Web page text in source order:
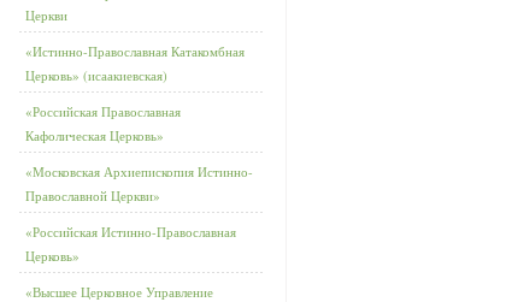
Церкви
«Истинно-Православная Катакомбная
Церковь» (исаакиевская)
«Российская Православная
Кафолическая Церковь»
«Московская Архиепископия Истинно-
Православной Церкви»
«Российская Истинно-Православная
Церковь»
«Высшее Церковное Управление